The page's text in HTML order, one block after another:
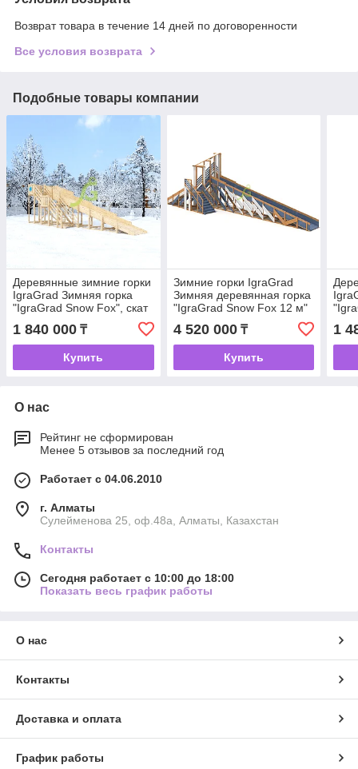
Возврат товара в течение 14 дней по договоренности
Все условия возврата
Подобные товары компании
Деревянные зимние горки
IgraGrad Зимняя горка
"IgraGrad Snow Fox", скат
10 м, без окраски
1 840 000 ₸
Купить
Зимние горки IgraGrad
Зимняя деревянная горка
"IgraGrad Snow Fox 12 м"
с двумя скатами мод.4
4 520 000₸
Купить
1
О нас
Рейтинг не сформирован
Менее 5 отзывов за последний год
Работает с 04.06.2010
г. Алматы
Сулейменова 25, оф.48а, Алматы, Казахстан
Контакты
Сегодня работает с 10:00 до 18:00
Показать весь график работы
О нас
Контакты
Доставка и оплата
График работы